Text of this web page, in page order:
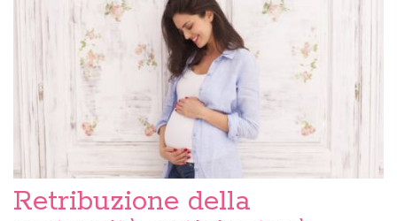
Retribuzione della